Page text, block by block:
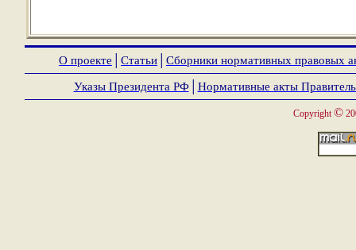
О проекте Статьи Сборники нормативных правовых
Указы Президента РФ│ Нормативные акты
Copyright ©